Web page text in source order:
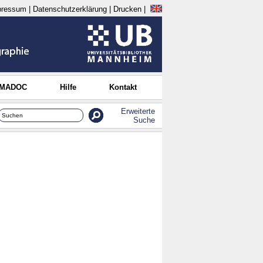
Datenschutzerklärung Drucken
Hilfe Kontakt
Erweiterte
Suche